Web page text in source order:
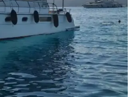
Yeni tekne
ile Deniz Keyfi Sizi Bekliyor!